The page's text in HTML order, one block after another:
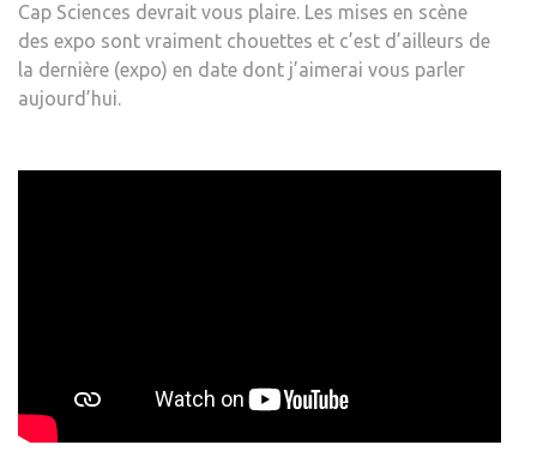
Cap Sciences devrait vous plaire. Les mises en scène
des expo sont vraiment chouettes et c’est d’ailleurs de
la dernière (expo) en date dont j’aimerai vous parler
aujourd’hui.